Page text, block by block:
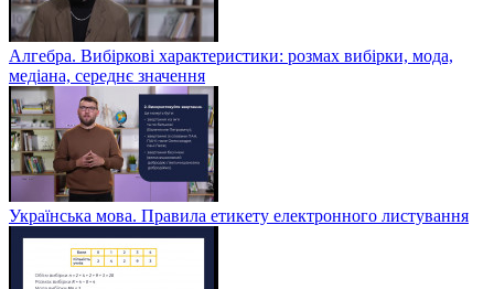
Алгебра. Вибіркові характеристики: розмах вибірки, мода,
медіана, середнє значення
Українська мова. Правила етикету електронного листування